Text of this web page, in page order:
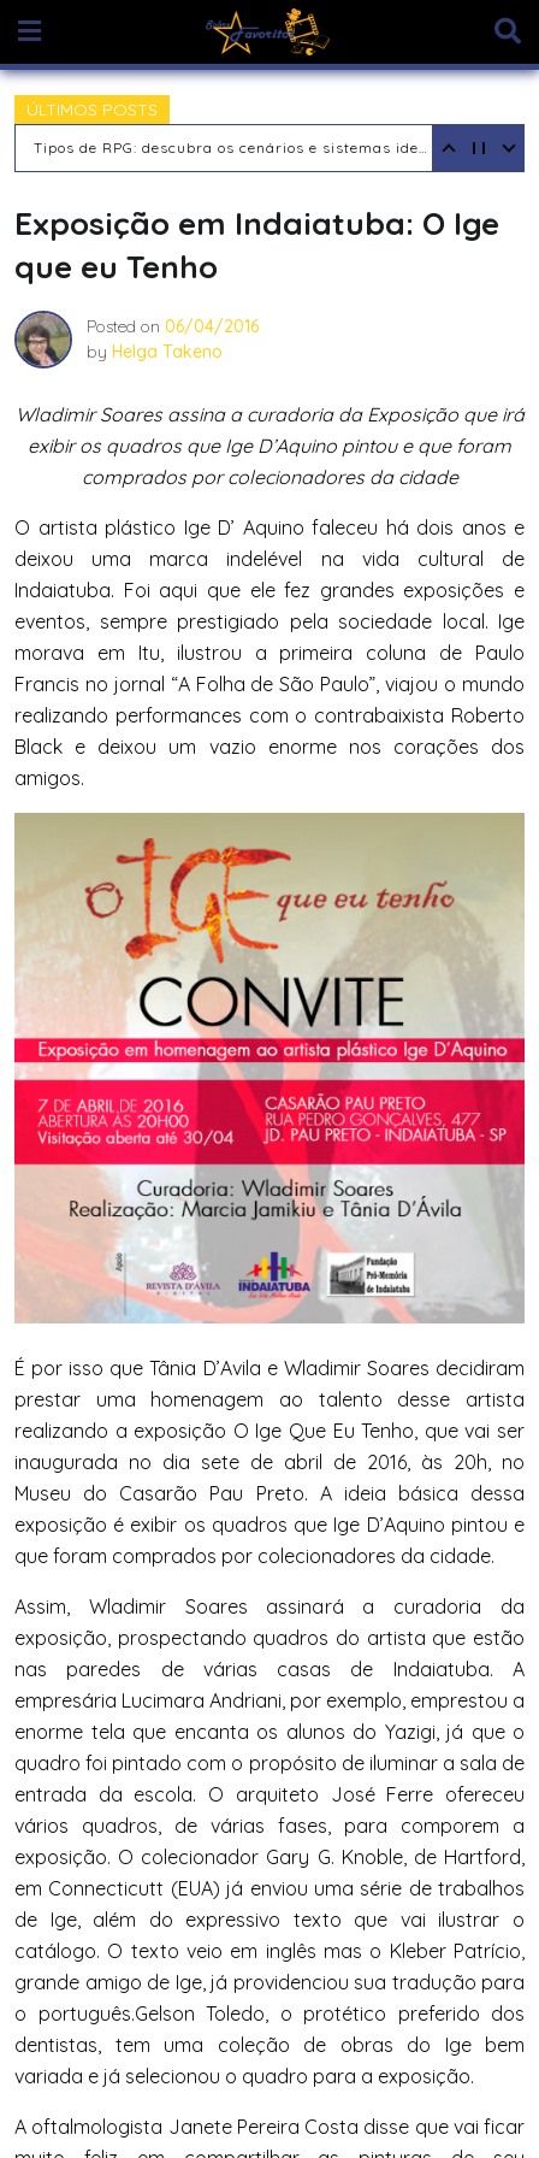
content
ÚLTIMOS POSTS
Tipos de RPG: descubra os cenários e sistemas ideais para sua aventura
Exposição em Indaiatuba: O Ige
que eu Tenho
Posted on 06/04/2016
by Helga Takeno
Wladimir Soares assina a curadoria da Exposição que irá
exibir os quadros que Ige D’Aquino pintou e que foram
comprados por colecionadores da cidade
O artista plástico Ige D’ Aquino faleceu há dois anos e
deixou uma marca indelével na vida cultural de
Indaiatuba. Foi aqui que ele fez grandes exposições e
eventos, sempre prestigiado pela sociedade local. Ige
morava em Itu, ilustrou a primeira coluna de Paulo
Francis no jornal “A Folha de São Paulo”, viajou o mundo
realizando performances com o contrabaixista Roberto
Black e deixou um vazio enorme nos corações dos
amigos.
É por isso que Tânia D’Avila e Wladimir Soares decidiram
prestar uma homenagem ao talento desse artista
realizando a exposição O Ige Que Eu Tenho, que vai ser
inaugurada no dia sete de abril de 2016, às 20h, no
Museu do Casarão Pau Preto. A ideia básica dessa
exposição é exibir os quadros que Ige D’Aquino pintou e
que foram comprados por colecionadores da cidade.
Assim, Wladimir Soares assinará a curadoria da
exposição, prospectando quadros do artista que estão
nas paredes de várias casas de Indaiatuba. A
empresária Lucimara Andriani, por exemplo, emprestou a
enorme tela que encanta os alunos do Yazigi, já que o
quadro foi pintado com o propósito de iluminar a sala de
entrada da escola. O arquiteto José Ferre ofereceu
vários quadros, de várias fases, para comporem a
exposição. O colecionador Gary G. Knoble, de Hartford,
em Connecticutt (EUA) já enviou uma série de trabalhos
de Ige, além do expressivo texto que vai ilustrar o
catálogo. O texto veio em inglês mas o Kleber Patrício,
grande amigo de Ige, já providenciou sua tradução para
o português.Gelson Toledo, o protético preferido dos
dentistas, tem uma coleção de obras do Ige bem
variada e já selecionou o quadro para a exposição.
A oftalmologista Janete Pereira Costa disse que vai ficar